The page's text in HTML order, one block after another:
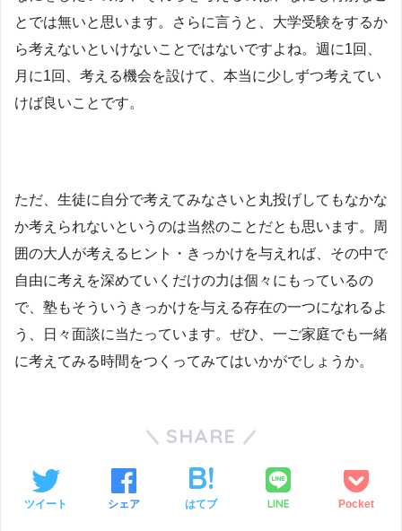
とでは無いと思います。さらに言うと、大学受験をするか
ら考えないといけないことではないですよね。週に1回、
月に1回、考える機会を設けて、本当に少しずつ考えてい
けば良いことです。
ただ、生徒に自分で考えてみなさいと丸投げしてもなかな
か考えられないというのは当然のことだとも思います。周
囲の大人が考えるヒント・きっかけを与えれば、その中で
自由に考えを深めていくだけの力は個々にもっているの
で、塾もそういうきっかけを与える存在の一つになれるよ
う、日々面談に当たっています。ぜひ、一ご家庭でも一緒
に考えてみる時間をつくってみてはいかがでしょうか。
SHARE
ツイート シェア はてブ LINE Pocket